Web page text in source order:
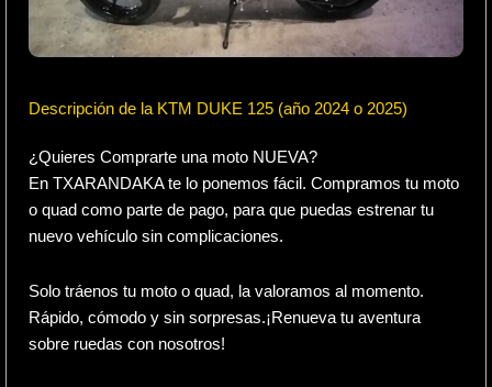
Descripción de la KTM DUKE 125 (año 2024 o 2025)
¿Quieres Comprarte una moto NUEVA?
En TXARANDAKA te lo ponemos fácil. Compramos tu moto
o quad como parte de pago, para que puedas estrenar tu
nuevo vehículo sin complicaciones.
Solo tráenos tu moto o quad, la valoramos al momento.
Rápido, cómodo y sin sorpresas.¡Renueva tu aventura
sobre ruedas con nosotros!